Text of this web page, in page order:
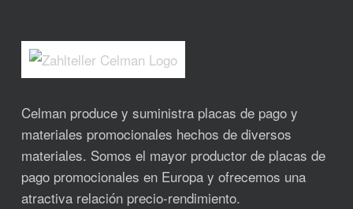
Celman produce y suministra placas de pago y
materiales promocionales hechos de diversos
materiales. Somos el mayor productor de placas de
pago promocionales en Europa y ofrecemos una
atractiva relación precio-rendimiento.